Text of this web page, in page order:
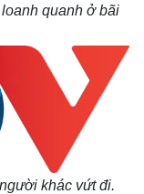
quanh ở bãi
khác vứt đi.